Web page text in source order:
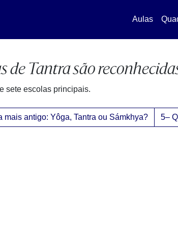
Aulas
de Tantra são
sete escolas principais.
mais antigo: Yôga, Tantra ou Sámkhya? 5–